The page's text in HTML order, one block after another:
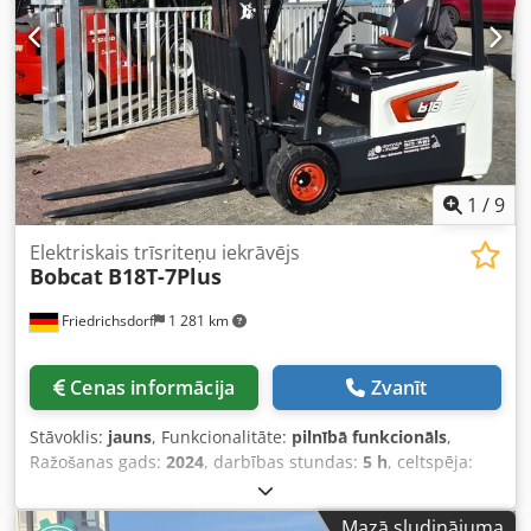
riteņu tips: Poliuretāns Djdpfx Aewi Acgofljkr Priekšējo
riteņu stāvoklis: 80 - 100% Aizmugurējo riteņu tips:
Poliuretāns Aizmugurējo riteņu stāvoklis: 80 - 100%
Akumulatora spriegums: 24V Akumulatora ietilpība: 150Ah
Akumulatora tips: Litija jonu Akumulatora ražošanas gads:
2025 Akumulatora stāvoklis: 80 - 100% Sākotnējais
pacēlums, pilns brīvais pacēlums, CE sertifikāts, Apkopes
neprasošs litija jonu akumulators,
1 /9
Friedrichsdorf 1 281 km
Elektriskais trīsriteņu iekrāvējs
Bobcat B18T-7Plus
Cenas informācija Zvanīt
Stāvoklis: jauns, Funkcionalitāte: pilnībā funkcionāls,
Ražošanas gads: 2024, darbības stundas: 5 h, celtspēja:
, celšanas augstums:4 750 mm
1 540 mm, degvielas veids:elektrisks, masta veids: